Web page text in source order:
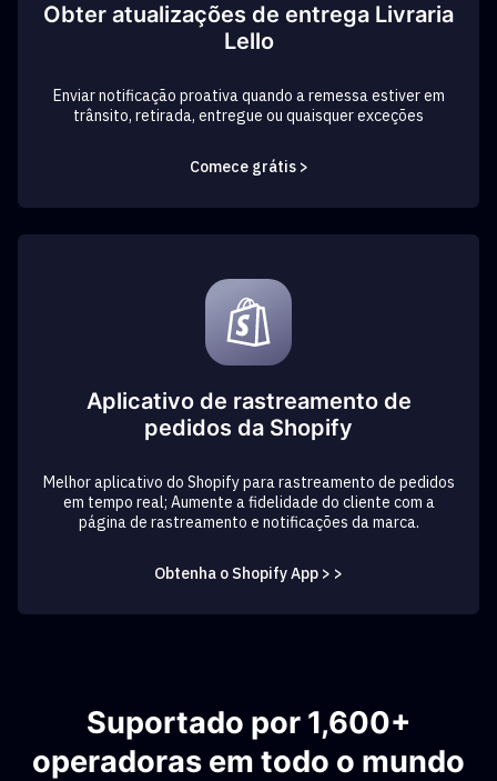
Obter atualizações de entrega Livraria
Lello
Enviar notificação proativa quando a remessa estiver em
trânsito, retirada, entregue ou quaisquer exceções
Comece grátis >
Aplicativo de rastreamento de
pedidos da Shopify
Melhor aplicativo do Shopify para rastreamento de pedidos
em tempo real; Aumente a fidelidade do cliente com a
página de rastreamento e notificações da marca.
Obtenha o Shopify App > >
Suportado por 1,600+
operadoras em todo o mundo